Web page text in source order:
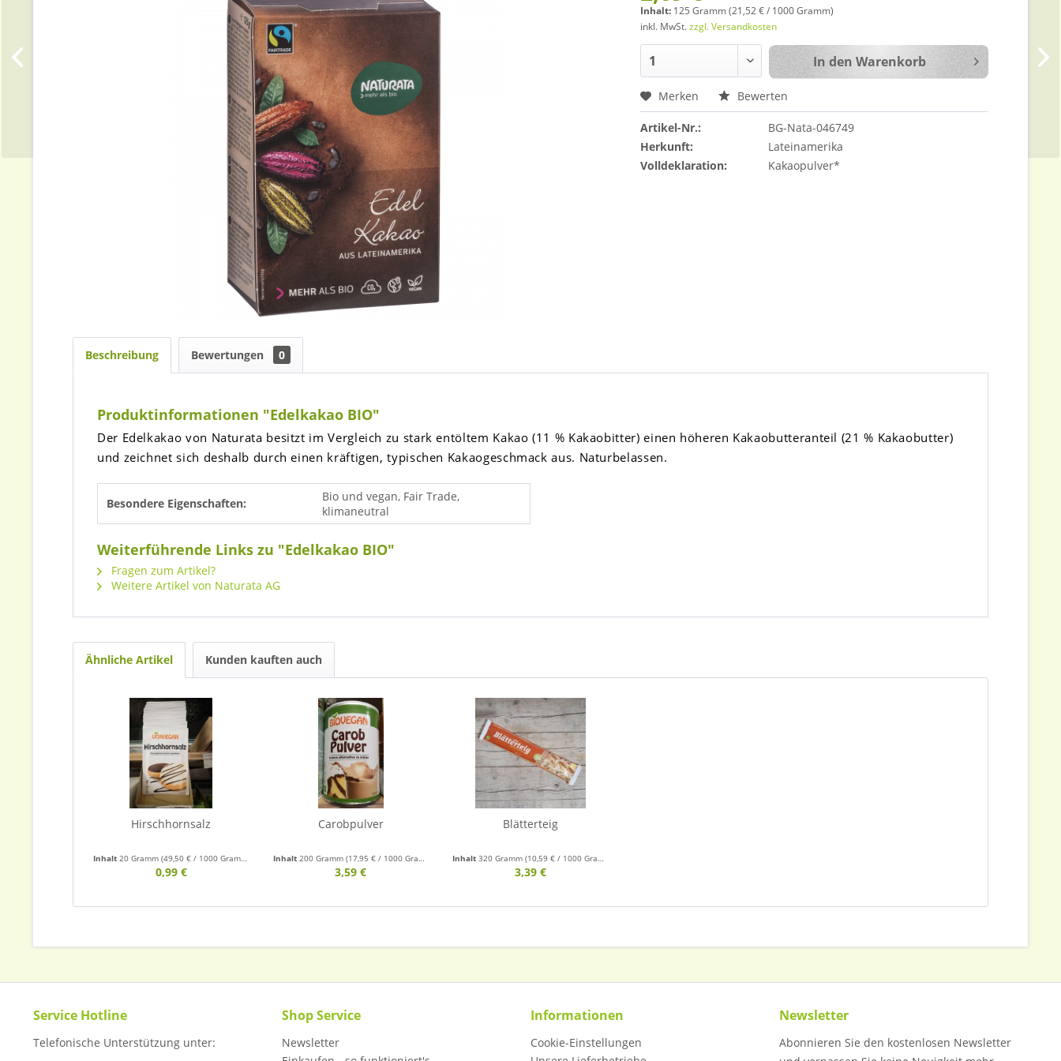
Inhalt: 125 Gramm (21,52 € / 1000 Gramm)
inkl. MwSt.zzgl. Versandkosten
In den Warenkorb
Merken Bewerten
Artikel-Nr.:
BG-Nata-046749
Herkunft:
Lateinamerika
Volldeklaration:
Kakaopulver*
Beschreibung Bewertungen 0
Produktinformationen "Edelkakao BIO"
Der Edelkakao von Naturata besitzt im Vergleich zu stark entöltem Kakao (11 % Kakaobitter) einen höheren Kakaobutteranteil (21 % Kakaobutter)
und zeichnet sich deshalb durch einen kräftigen, typischen Kakaogeschmack aus. Naturbelassen.
Besondere Eigenschaften:
Bio und vegan, Fair Trade,
klimaneutral
Weiterführende Links zu "Edelkakao BIO"
Fragen zum Artikel?
Weitere Artikel von Naturata AG
Ähnliche Artikel Kunden kauften auch
Hirschhornsalz
Inhalt 20 Gramm (49,50 € / 1000 Gramm)
0,99 €
Carobpulver
Inhalt 200 Gramm (17,95 € / 1000 Gramm)
3,59 €
Blätterteig
Inhalt320 Gramm(10,59 € / 1000 Gramm)
3,39 €
Service Hotline
Telefonische Unterstützung unter:
Shop Service
Newsletter
Informationen
Cookie-Einstellungen
Newsletter
Abonnieren Sie den kostenlosen Newsletter